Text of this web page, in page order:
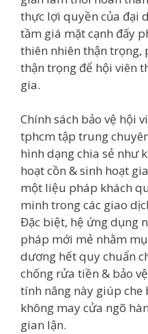
thực lợi quyền của đại
tầm giá mặt cạnh đấy
thiên nhiên thận trọng,
thận trọng để hội viên
gia.
Chính sách bảo vệ hội
tphcm tập trung
hình dạng chia sẻ như
hoạt cồn & sinh hoạt
một liệu pháp khách
minh trong các giao
Đặc biệt, hệ ứng dụng
pháp mới mẻ nhằm
dương hết quy chuẩn
chống rửa tiền & bảo
tính năng này giúp che
không may cửa ngõ
gian lận.